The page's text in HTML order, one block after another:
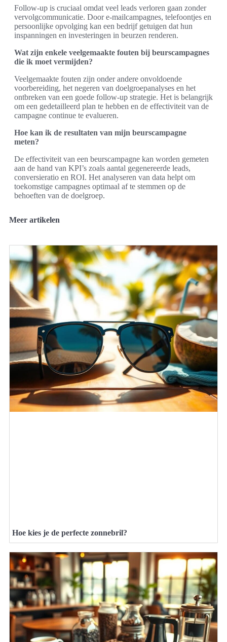
Follow-up is cruciaal omdat veel leads verloren gaan zonder
vervolgcommunicatie. Door e-mailcampagnes, telefoontjes en
persoonlijke opvolging kan een bedrijf getuigen dat hun
inspanningen en investeringen in beurzen renderen.
Wat zijn enkele veelgemaakte fouten bij beurscampagnes
die ik moet vermijden?
Veelgemaakte fouten zijn onder andere onvoldoende
voorbereiding, het negeren van doelgroepanalyses en het
ontbreken van een goede follow-up strategie. Het is belangrijk
om een gedetailleerd plan te hebben en de effectiviteit van de
campagne continue te evalueren.
Hoe kan ik de resultaten van mijn beurscampagne
meten?
De effectiviteit van een beurscampagne kan worden gemeten
aan de hand van KPI’s zoals aantal gegenereerde leads,
conversieratio en ROI. Het analyseren van data helpt om
toekomstige campagnes optimaal af te stemmen op de
behoeften van de doelgroep.
Meer artikelen
Hoe kies je de perfecte zonnebril?